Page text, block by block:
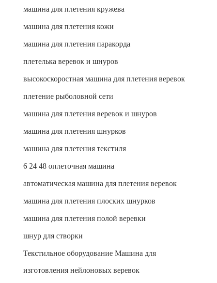
машина для плетения кружева
машина для плетения кожи
машина для плетения паракорда
плетелька веревок и шнуров
высокоскоростная машина для плетения веревок
плетение рыболовной сети
машина для плетения веревок и шнуров
машина для плетения шнурков
машина для плетения текстиля
6 24 48 оплеточная машина
автоматическая машина для плетения веревок
машина для плетения плоских шнурков
машина для плетения полой веревки
шнур для створки
Текстильное оборудование Машина для
изготовления нейлоновых веревок